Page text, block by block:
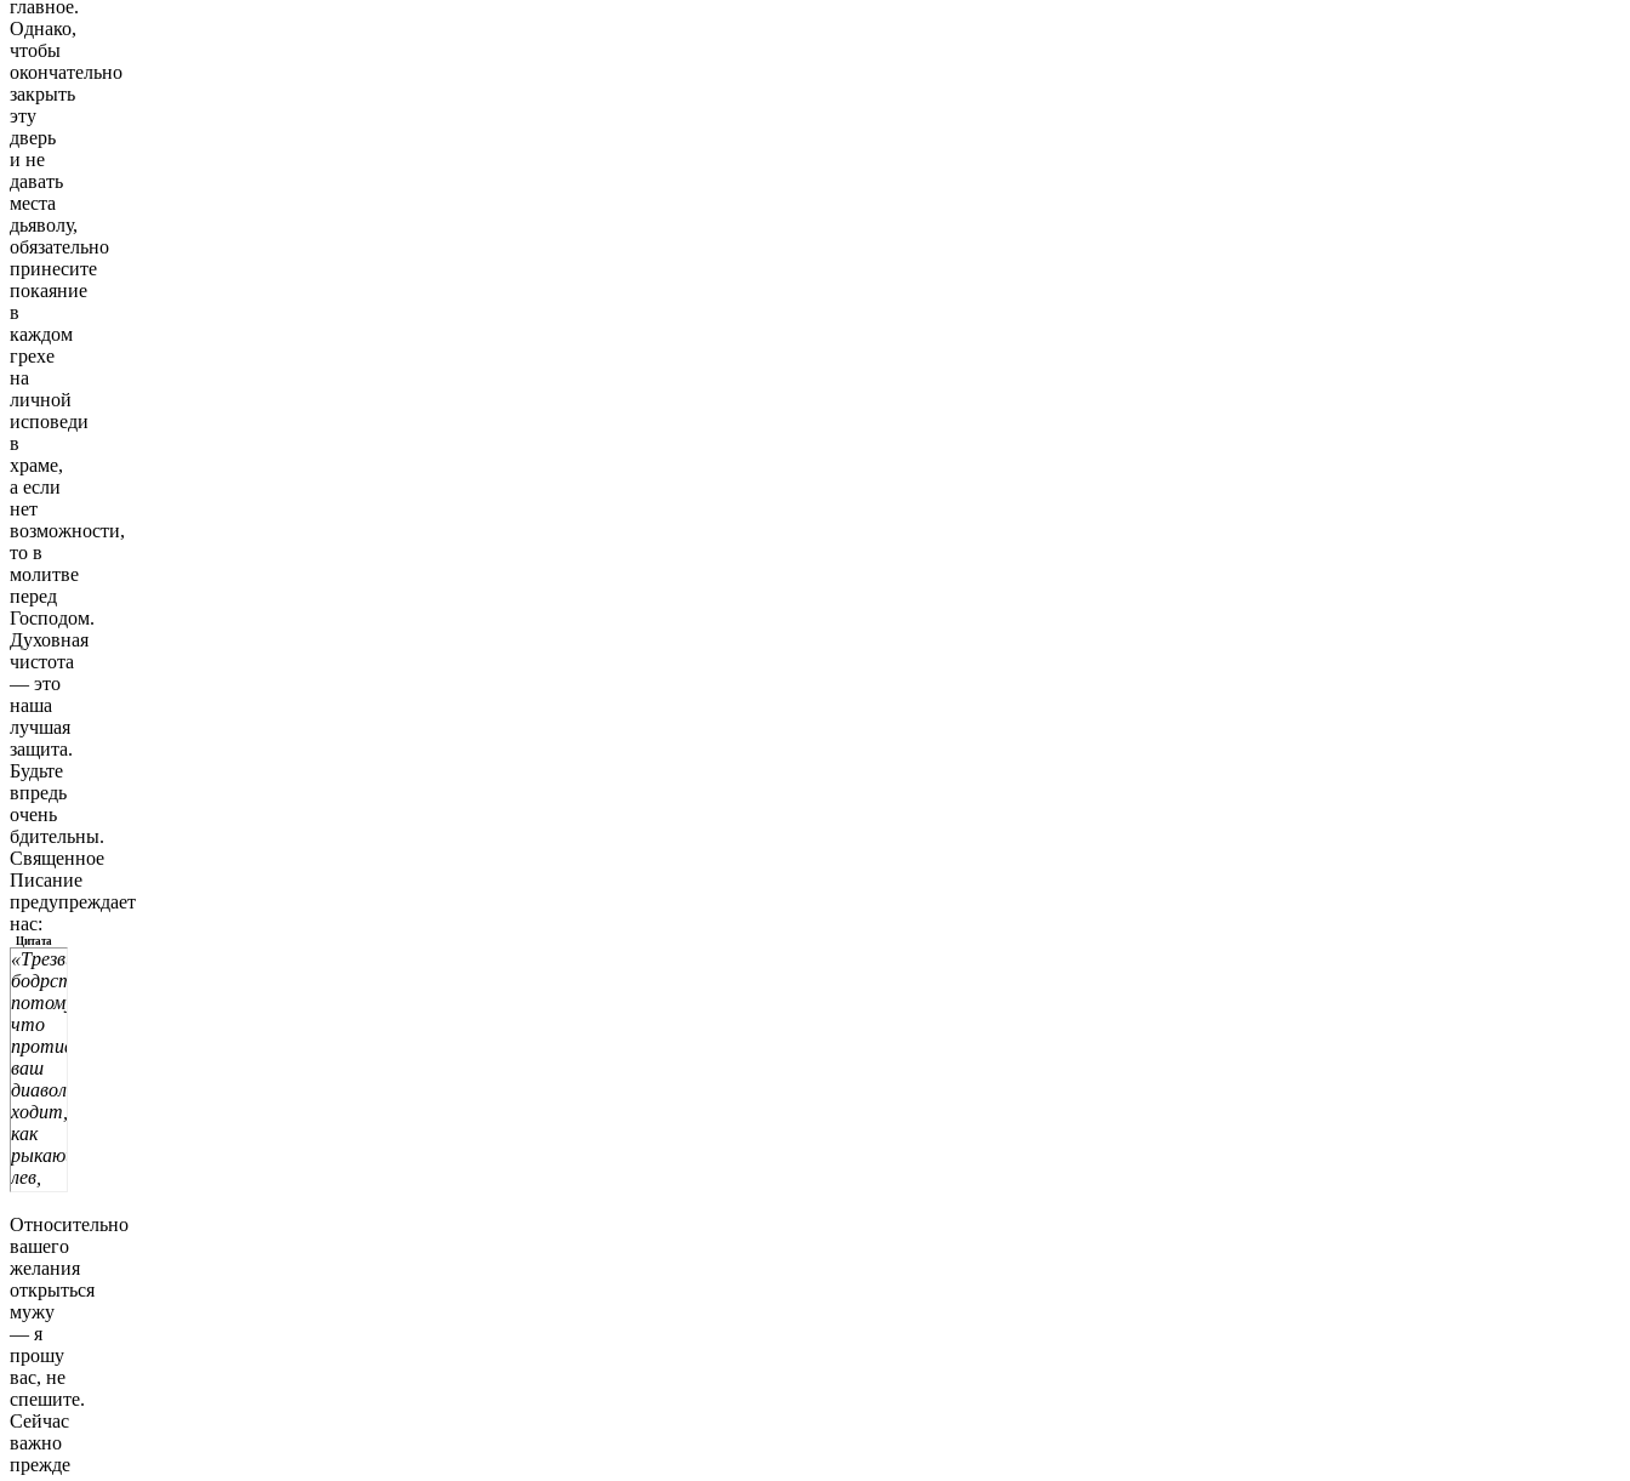
главное.
Однако,
чтобы
окончательно
закрыть
эту
дверь
и не
давать
места
дьяволу,
обязательно
принесите
покаяние
в
каждом
грехе
на
личной
исповеди
в
храме,
а если
нет
возможности,
то в
молитве
перед
Господом.
Духовная
чистота
— это
наша
лучшая
защита.
Будьте
впредь
очень
бдительны.
Священное
Писание
предупреждает
нас:
Цитата
«Трезвитесь,
бодрствуйте,
потому
что
противник
ваш
диавол
ходит,
как
рыкающий
лев,
кого
поглотить»
(1 Пет.
5:8).
Относительно
вашего
желания
открыться
мужу
— я
прошу
вас, не
спешите.
Сейчас
важно
прежде